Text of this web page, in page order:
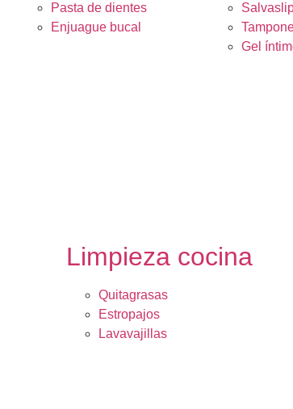
Pasta de dientes
Enjuague bucal
Gel
Limpieza cocina
Quitagrasas
Estropajos
Lavavajillas